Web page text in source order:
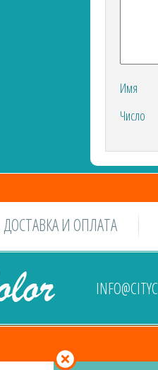
Имя
Число
ДОСТАВКА И ОПЛАТА